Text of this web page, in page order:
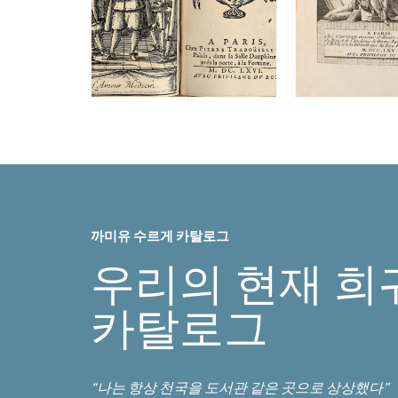
까미유 수르게 카탈로그
우리의 현재 희
카탈로그
“나는 항상 천국을 도서관 같은 곳으로 상상했다”